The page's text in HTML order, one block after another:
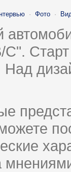
· Фото ·
Над